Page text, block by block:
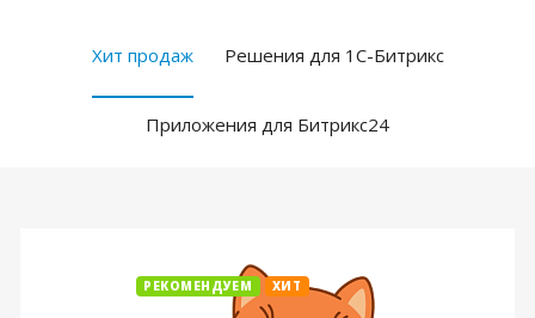
Хит продаж Решения для 1С-Битрикс
Приложения для Битрикс24
РЕКОМЕНДУЕМ ХИТ